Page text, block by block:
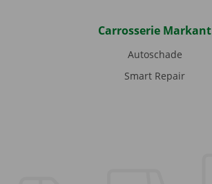
Carrosserie Markant
Autoschade
Smart Repair